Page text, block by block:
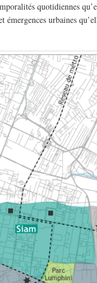
quotidiennes
urbaines